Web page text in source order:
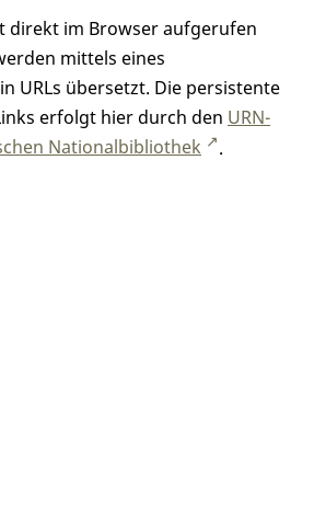
direkt im Browser aufgerufen
mittels eines
URLs übersetzt. Die persistente
erfolgt hier durch den URN-
Nationalbibliothek
.